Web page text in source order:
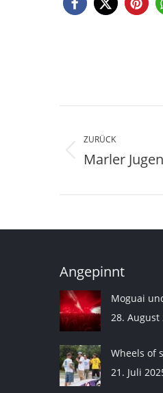
ZURÜCK
Vorheriger
Marler
Angepinnt
Moguai
28. August
Wheels of
21. Juli